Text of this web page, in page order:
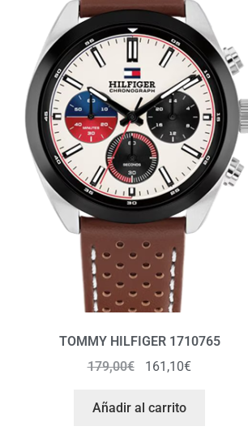
TOMMY HILFIGER 1710765
179,00€ 161,10€
Añadir al carrito